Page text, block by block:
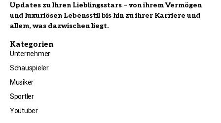
Updates zu Ihren Lieblingsstars – von ihrem Vermögen
und luxuriösen Lebensstil bis hin zu ihrer Karriere und
allem, was dazwischen liegt.
Kategorien
Unternehmer
Schauspieler
Musiker
Sportler
Youtuber